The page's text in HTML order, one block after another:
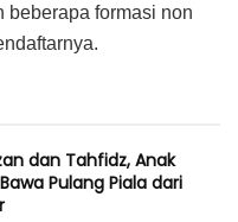
beberapa formasi non
dan Tahfidz, Anak
Pulang Piala dari